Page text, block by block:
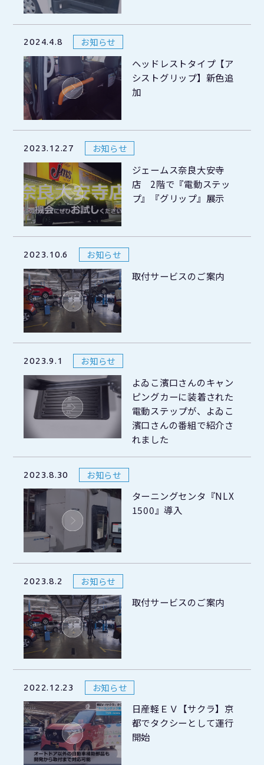
2024.4.8 お知らせ
ヘッドレストタイプ【ア
シストグリップ】新色追
加
2023.12.27 お知らせ
ジェームス奈良大安寺
店 2階で『電動ステッ
プ』『グリップ』展示
2023.10.6 お知らせ
取付サービスのご案内
2023.9.1 お知らせ
よゐこ濱口さんのキャン
ピングカーに装着された
電動ステップが、よゐこ
濱口さんの番組で紹介さ
れました
2023.8.30 お知らせ
ターニングセンタ『NLX
1500』導入
2023.8.2 お知らせ
取付サービスのご案内
2022.12.23 お知らせ
日産軽ＥＶ【サクラ】京
都でタクシーとして運行
開始